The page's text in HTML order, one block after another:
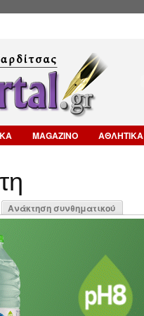
MAGAZINO ΑΘΛΗΤΙΚΑ
Ανάκτηση συνθηματικού